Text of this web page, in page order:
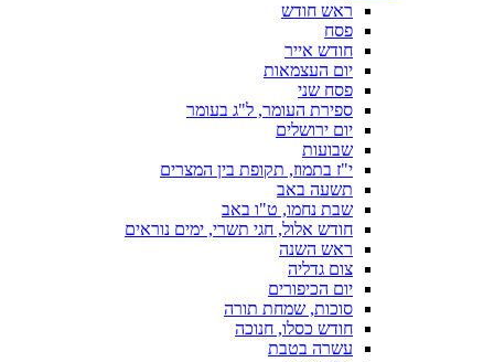
ראש חודש
פסח
חודש אייר
יום העצמאות
פסח שני
ספירת העומר, ל"ג בעומר
יום ירושלים
שבועות
י"ז בתמוז, תקופת בין המצרים
תשעה באב
שבת נחמו, ט"ו באב
חודש אלול, חגי תשרי, ימים נוראים
ראש השנה
צום גדליה
יום הכיפורים
סוכות, שמחת תורה
חודש כסלו, חנוכה
עשרה בטבת